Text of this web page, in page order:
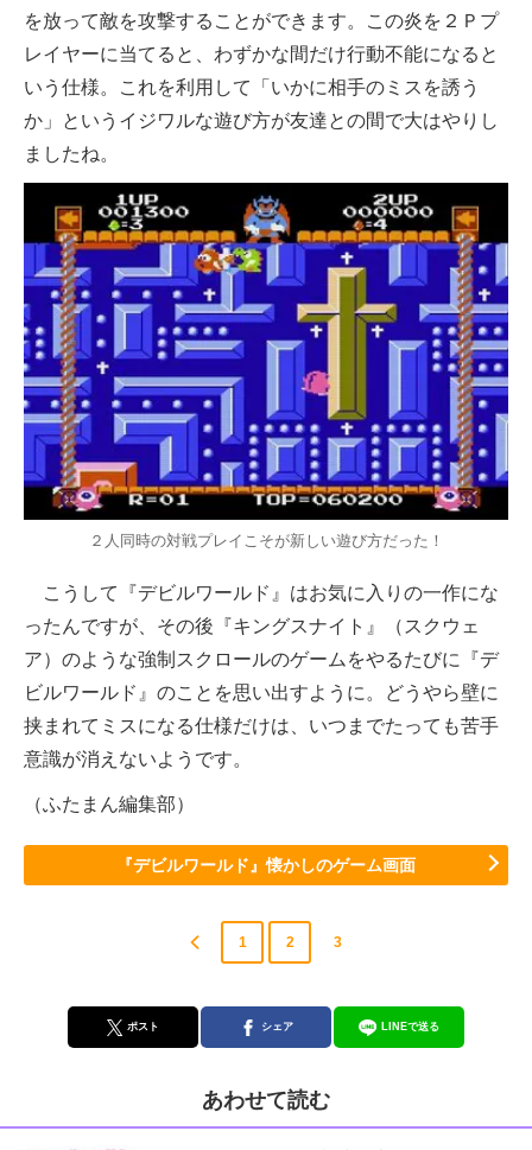
を放って敵を攻撃することができます。この炎を２Ｐプ
レイヤーに当てると、わずかな間だけ行動不能になると
いう仕様。これを利用して「いかに相手のミスを誘う
か」というイジワルな遊び方が友達との間で大はやりし
ましたね。
２人同時の対戦プレイこそが新しい遊び方だった！
こうして『デビルワールド』はお気に入りの一作にな
ったんですが、その後『キングスナイト』（スクウェ
ア）のような強制スクロールのゲームをやるたびに『デ
ビルワールド』のことを思い出すように。どうやら壁に
挟まれてミスになる仕様だけは、いつまでたっても苦手
意識が消えないようです。
（ふたまん編集部）
『デビルワールド』懐かしのゲーム画面
1 2 3
ポスト シェア LINEで送る
あわせて読む